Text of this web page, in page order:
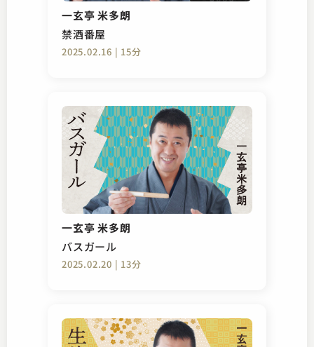
一玄亭 米多朗
禁酒番屋
2025.02.16 | 15分
一玄亭 米多朗
バスガール
2025.02.20 | 13分